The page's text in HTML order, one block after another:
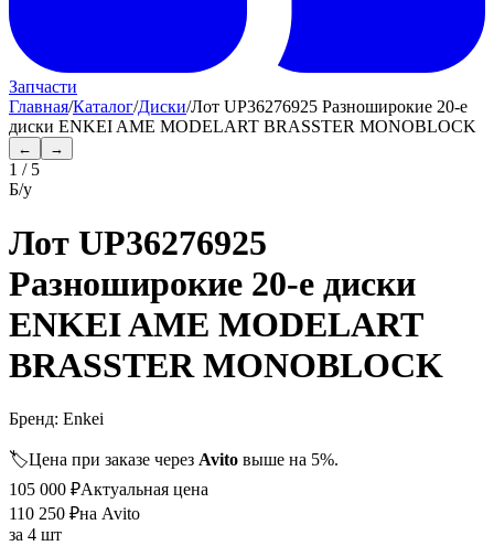
Запчасти
Главная/Каталог/Диски/Лот UP36276925 Разноширокие 20-е
диски ENKEI AME MODELART BRASSTER MONOBLOCK
← →
1 / 5
Б/у
Лот UP36276925
Разноширокие 20-е диски
ENKEI AME MODELART
BRASSTER MONOBLOCK
Бренд: Enkei
🏷️Цена при заказе через Avito выше на 5%.
105 000 ₽Актуальная цена
110 250 ₽на Avito
за 4 шт